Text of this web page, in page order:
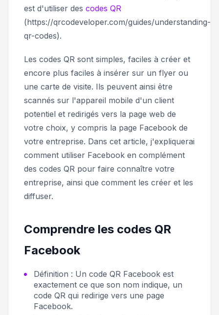
est d'utiliser des codes QR
(https://qrcodeveloper.com/guides/understanding-
qr-codes).
Les codes QR sont simples, faciles à créer et
encore plus faciles à insérer sur un flyer ou
une carte de visite. Ils peuvent ainsi être
scannés sur l'appareil mobile d'un client
potentiel et redirigés vers la page web de
votre choix, y compris la page Facebook de
votre entreprise. Dans cet article, j'expliquerai
comment utiliser Facebook en complément
des codes QR pour faire connaître votre
entreprise, ainsi que comment les créer et les
diffuser.
Comprendre les codes QR
Facebook
Définition : Un code QR Facebook est
exactement ce que son nom indique, un
code QR qui redirige vers une page
Facebook.